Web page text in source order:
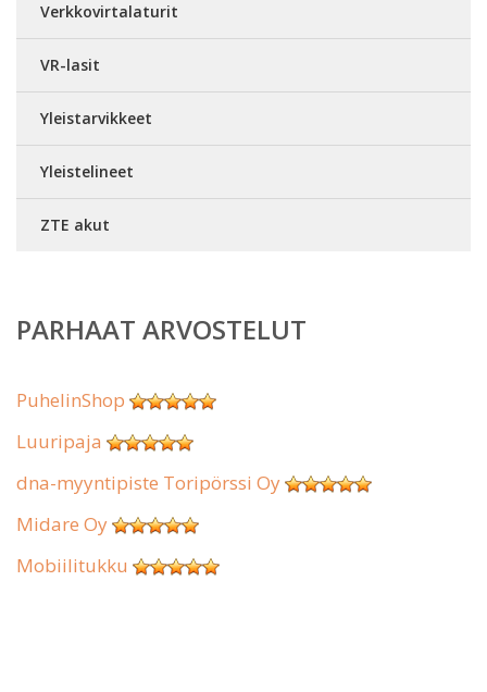
Verkkovirtalaturit
VR-lasit
Yleistarvikkeet
Yleistelineet
ZTE akut
PARHAAT ARVOSTELUT
PuhelinShop
Luuripaja
dna-myyntipiste Toripörssi Oy
Midare Oy
Mobiilitukku